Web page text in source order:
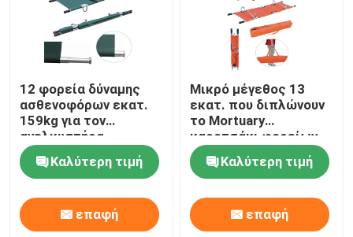
12 φορεία δύναμης
ασθενοφόρων εκατ.
159kg για τον
ανελκυστήρα
ασθενοφόρων για την
περιποίηση κανενός
διπλώματος
Καλύτερη τιμή
επαφή
Μικρό μέγεθος 13
εκατ. που διπλώνουν
το Mortuary
καροτσάκι φορείων
Καλύτερη τιμή
επαφή